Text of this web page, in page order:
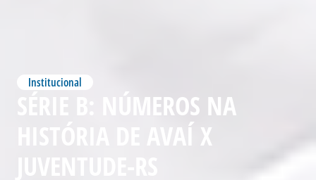
Institucional
SÉRIE B: NÚMEROS NA
HISTÓRIA DE AVAÍ X